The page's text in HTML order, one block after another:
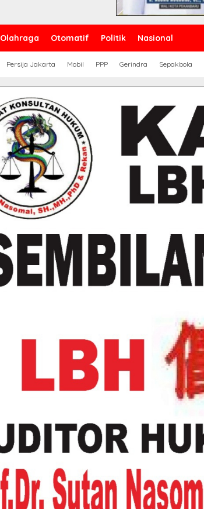
Olahraga Otomatif Politik Nasional
Persija Jakarta Mobil PPP Gerindra Sepakbola